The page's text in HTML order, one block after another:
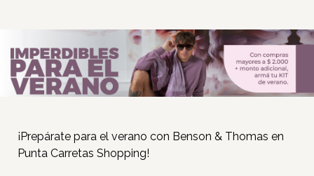
¡Prepárate para el verano con Benson & Thomas en
Punta Carretas Shopping!